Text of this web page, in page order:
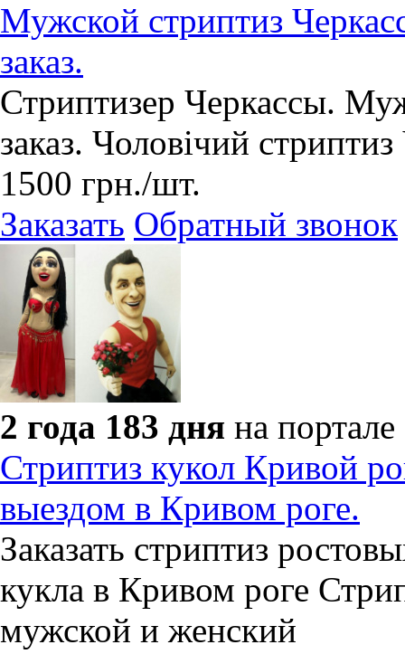
Мужской стриптиз
заказ.
Стриптизер Черкассы.
заказ. Чоловічий
1500 грн./шт.
Заказать Обратный звонок
2 года 183 дня на портале
Стриптиз кукол Кривой
выездом в Кривом роге.
Заказать стриптиз
кукла в Кривом роге
мужской и женский